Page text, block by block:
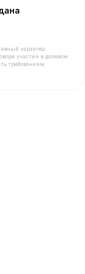
характер.
участия в долевом
требованиям